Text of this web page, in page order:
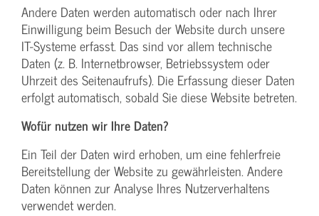
Andere Daten werden automatisch oder nach Ihrer
Einwilligung beim Besuch der Website durch unsere
IT-Systeme erfasst. Das sind vor allem technische
Daten (z. B. Internetbrowser, Betriebssystem oder
Uhrzeit des Seitenaufrufs). Die Erfassung dieser Daten
erfolgt automatisch, sobald Sie diese Website betreten.
Wofür nutzen wir Ihre Daten?
Ein Teil der Daten wird erhoben, um eine fehlerfreie
Bereitstellung der Website zu gewährleisten. Andere
Daten können zur Analyse Ihres Nutzerverhaltens
verwendet werden.